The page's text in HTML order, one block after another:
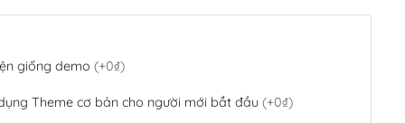
giống demo (+0₫)
Theme cơ bản cho người mới bắt đầu (+0₫)